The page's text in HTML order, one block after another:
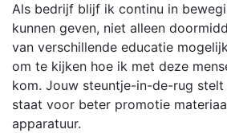
Als bedrijf blijf ik continu in
kunnen geven, niet alleen
van verschillende educatie
om te kijken hoe ik met deze
kom. Jouw steuntje-in-de-rug
staat voor beter promotie
apparatuur.